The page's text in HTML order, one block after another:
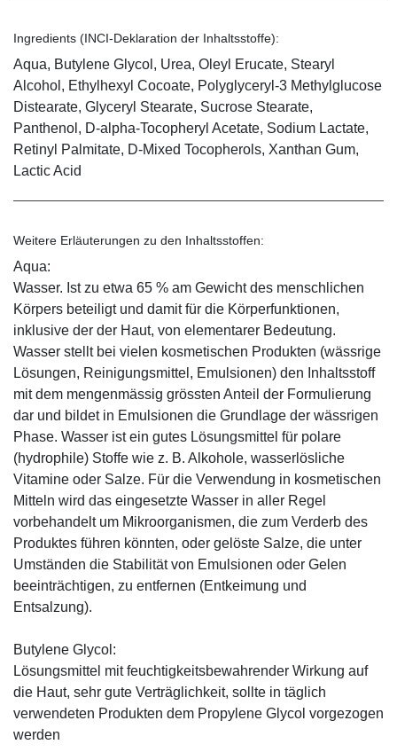
Ingredients (INCI-Deklaration der Inhaltsstoffe):
Aqua, Butylene Glycol, Urea, Oleyl Erucate, Stearyl
Alcohol, Ethylhexyl Cocoate, Polyglyceryl-3 Methylglucose
Distearate, Glyceryl Stearate, Sucrose Stearate,
Panthenol, D-alpha-Tocopheryl Acetate, Sodium Lactate,
Retinyl Palmitate, D-Mixed Tocopherols, Xanthan Gum,
Lactic Acid
Weitere Erläuterungen zu den Inhaltsstoffen:
Aqua:
Wasser. Ist zu etwa 65 % am Gewicht des menschlichen
Körpers beteiligt und damit für die Körperfunktionen,
inklusive der der Haut, von elementarer Bedeutung.
Wasser stellt bei vielen kosmetischen Produkten (wässrige
Lösungen, Reinigungsmittel, Emulsionen) den Inhaltsstoff
mit dem mengenmässig grössten Anteil der Formulierung
dar und bildet in Emulsionen die Grundlage der wässrigen
Phase. Wasser ist ein gutes Lösungsmittel für polare
(hydrophile) Stoffe wie z. B. Alkohole, wasserlösliche
Vitamine oder Salze. Für die Verwendung in kosmetischen
Mitteln wird das eingesetzte Wasser in aller Regel
vorbehandelt um Mikroorganismen, die zum Verderb des
Produktes führen könnten, oder gelöste Salze, die unter
Umständen die Stabilität von Emulsionen oder Gelen
beeinträchtigen, zu entfernen (Entkeimung und
Entsalzung).
Butylene Glycol:
Lösungsmittel mit feuchtigkeitsbewahrender Wirkung auf
die Haut, sehr gute Verträglichkeit, sollte in täglich
verwendeten Produkten dem Propylene Glycol vorgezogen
werden